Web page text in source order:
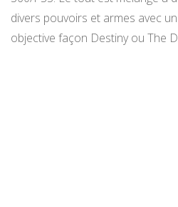
divers pouvoirs et armes avec
objective façon Destiny ou The